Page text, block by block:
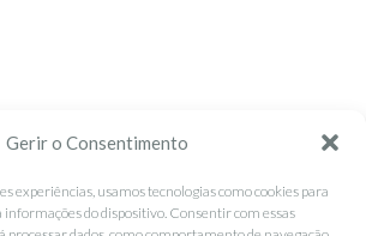
Gerir o Consentimento
experiências, usamos tecnologias como cookies para
do dispositivo. Consentir com essas